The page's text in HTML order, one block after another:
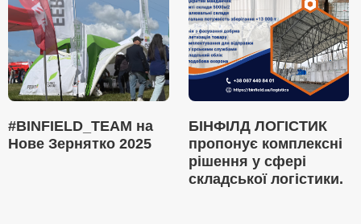
#BINFIELD_TEAM на
Нове Зернятко 2025
БІНФІЛД ЛОГІСТИК
пропонує комплексні
рішення у сфері
складської логістики.